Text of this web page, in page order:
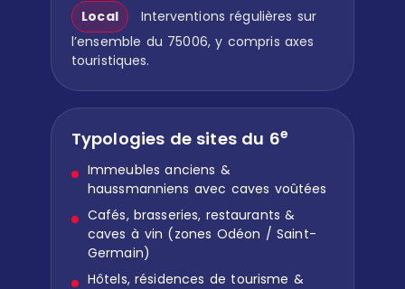
Local
Interventions régulières sur
l’ensemble du 75006, y compris axes
touristiques.
Typologies de sites du 6e
Immeubles anciens &
haussmanniens avec caves voûtées
Cafés, brasseries, restaurants &
caves à vin (zones Odéon / Saint-
Germain)
Hôtels, résidences de tourisme &